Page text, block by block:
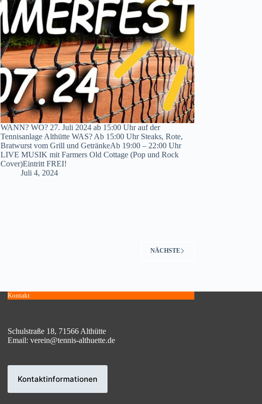
WANN? WO? 27. Juli 2024 ab 15:00 Uhr auf der
Tennisanlage Althütte WAS? Ab 15:00 Uhr Steaks, Rote,
Bratwurst vom Grill und GetränkeAb 19:00 – 22:00 Uhr
LIVE MUSIK mit Farmers Old Cottage (Pop und Rock
Cover)Eintritt FREI!
Juli 4, 2024
NÄCHSTE
Kontakt
Schulstraße 18, 71566 Althütte
Email: verein@tennis-althuette.de
Kontaktinformationen